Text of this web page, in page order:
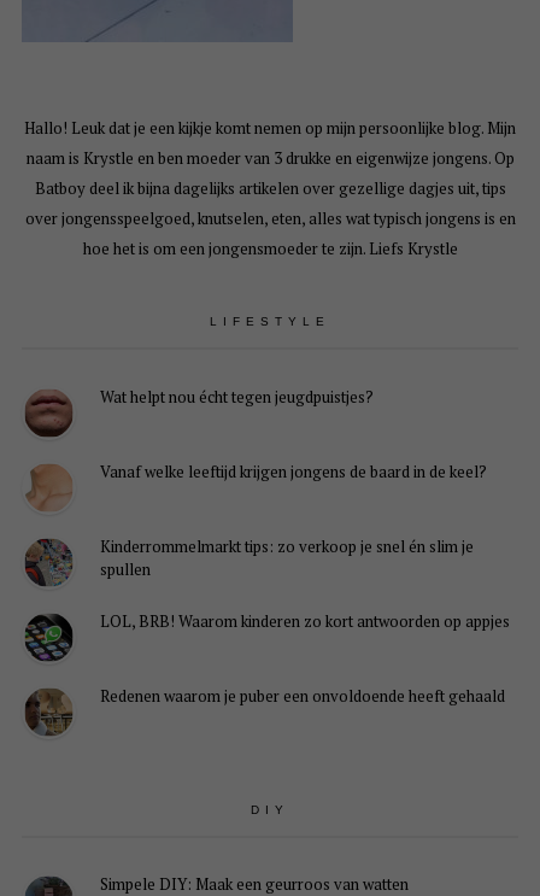
Hallo! Leuk dat je een kijkje komt nemen op mijn persoonlijke blog. Mijn
naam is Krystle en ben moeder van 3 drukke en eigenwijze jongens. Op
Batboy deel ik bijna dagelijks artikelen over gezellige dagjes uit, tips
over jongensspeelgoed, knutselen, eten, alles wat typisch jongens is en
hoe het is om een jongensmoeder te zijn. Liefs Krystle
LIFESTYLE
Wat helpt nou écht tegen jeugdpuistjes?
Vanaf welke leeftijd krijgen jongens de baard in de keel?
Kinderrommelmarkt tips: zo verkoop je snel én slim je
spullen
LOL, BRB! Waarom kinderen zo kort antwoorden op appjes
Redenen waarom je puber een onvoldoende heeft gehaald
DIY
Simpele DIY: Maak een geurroos van watten